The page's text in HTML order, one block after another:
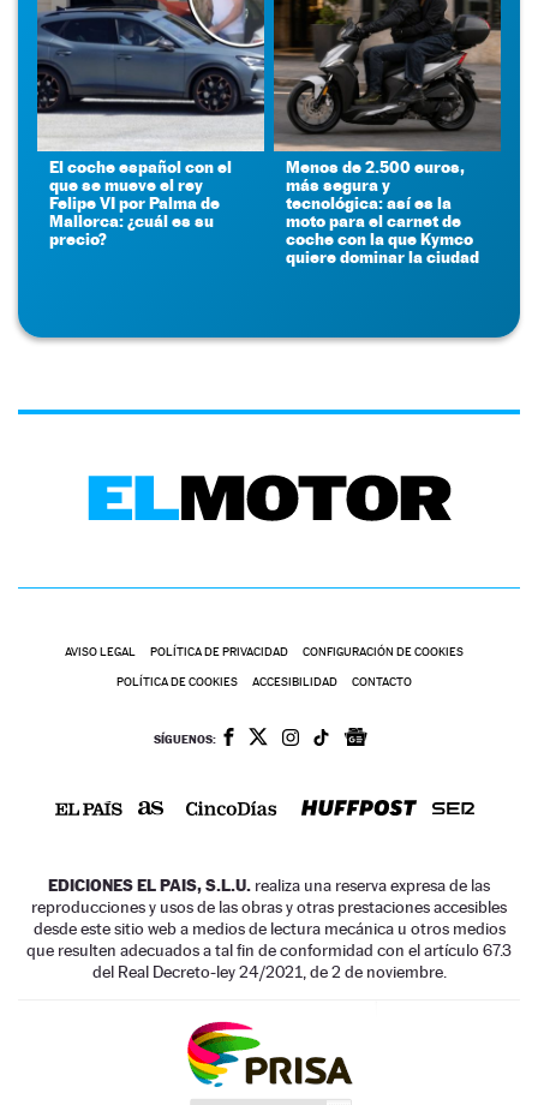
El coche español con el
que se mueve el rey
Felipe VI por Palma de
Mallorca: ¿cuál es su
precio?
Menos de 2.500 euros,
más segura y
tecnológica: así es la
moto para el carnet de
coche con la que Kymco
quiere dominar la ciudad
AVISO LEGAL POLÍTICA DE PRIVACIDAD CONFIGURACIÓN DE COOKIES
POLÍTICA DE COOKIES ACCESIBILIDAD CONTACTO
SÍGUENOS:
EDICIONES EL PAIS, S.L.U. realiza una reserva expresa de las
reproducciones y usos de las obras y otras prestaciones accesibles
desde este sitio web a medios de lectura mecánica u otros medios
que resulten adecuados a tal fin de conformidad con el artículo 67.3
del Real Decreto-ley 24/2021, de 2 de noviembre.